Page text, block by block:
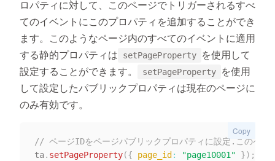
ロパティに対して、このページでトリガーされるすべ
てのイベントにこのプロパティを追加することができ
ます。このようなページ内のすべてのイベントに適用
する静的プロパティは
setPageProperty
を使用して
設定することができます。
setPageProperty
を使用
して設定したパブリックプロパティは現在のページに
のみ有効です。
// ページIDをページパブリックプロパティに設定.このペー
ta. setPageProperty({ page_id : "page10001" }) ;
Copy